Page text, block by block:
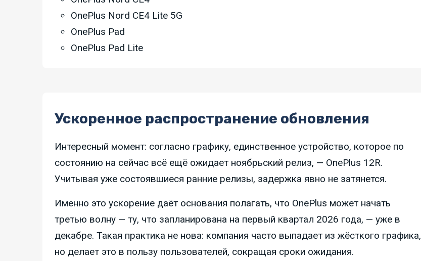
OnePlus Nord CE4 Lite 5G
OnePlus Pad
OnePlus Pad Lite
Ускоренное распространение обновления
Интересный момент: согласно графику, единственное устройство, которое по
состоянию на сейчас всё ещё ожидает ноябрьский релиз, — OnePlus 12R.
Учитывая уже состоявшиеся ранние релизы, задержка явно не затянется.
Именно это ускорение даёт основания полагать, что OnePlus может начать
третью волну — ту, что запланирована на первый квартал 2026 года, — уже в
декабре. Такая практика не нова: компания часто выпадает из жёсткого графика,
но делает это в пользу пользователей, сокращая сроки ожидания.